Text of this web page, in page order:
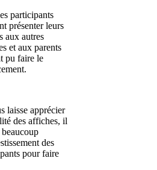
participants
présenter leurs
aux autres
et aux parents
pu faire le
laisse apprécier
des affiches, il
des
pour faire